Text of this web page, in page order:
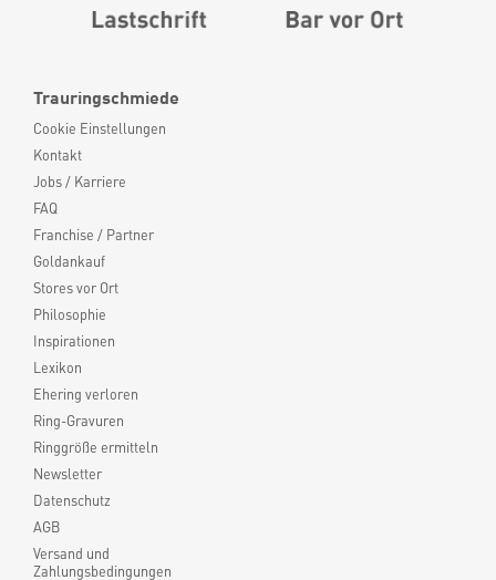
Trauringschmiede
Cookie Einstellungen
Kontakt
Jobs / Karriere
FAQ
Franchise / Partner
Goldankauf
Stores vor Ort
Philosophie
Inspirationen
Lexikon
Ehering verloren
Ring-Gravuren
Ringgröße ermitteln
Newsletter
Datenschutz
AGB
Versand und
Zahlungsbedingungen